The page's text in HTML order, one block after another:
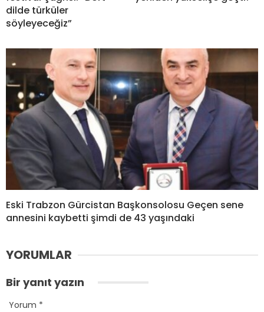
dilde türküler
söyleyeceğiz”
Eski Trabzon Gürcistan Başkonsolosu Geçen sene
annesini kaybetti şimdi de 43 yaşındaki
YORUMLAR
Bir yanıt yazın
Yorum *